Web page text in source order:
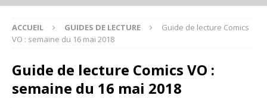
ACCUEIL GUIDES DE LECTURE
Guide de lecture Comics
VO : semaine du 16 mai 2018
Guide de lecture Comics VO :
semaine du 16 mai 2018